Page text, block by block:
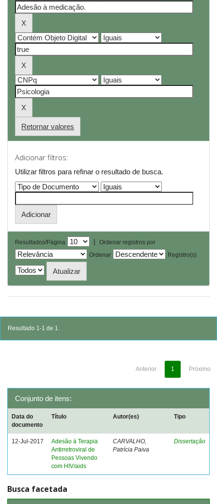
Retornar valores
Adicionar filtros:
Utilizar filtros para refinar o resultado de busca.
Resultados/Página |
Ordenar registros por
Ordenar
Registro(s)
Resultado 1-1 de 1.
Anterior 1 Próximo
Conjunto de itens:
Data do
documento
Título Autor(es) Tipo
12-Jul-2017
Adesão à Terapia
Antirretroviral de
Pessoas Vivendo
com HIV/aids
CARVALHO,
Patrícia Paiva
Dissertação
Busca facetada